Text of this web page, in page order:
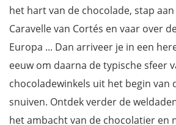
het hart van de chocolade, stap
Caravelle van Cortés en vaar over
Europa ... Dan arriveer je in een
eeuw om daarna de typische sfeer
chocoladewinkels uit het begin van
snuiven. Ontdek verder de
het ambacht van de chocolatier en